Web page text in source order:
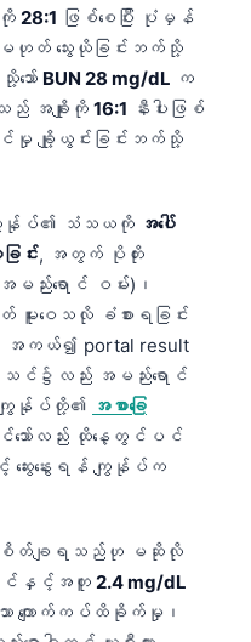
ကို 28:1 ဖြစ်စေပြီး ပုံမှန်
သို့မဟုတ် သွေးယိုခြင်းဘက်သို့
ော် BUN 28 mg/dL က
သည် အချိုးကို 16:1 နီးပါးဖြစ်
ာင်မှု ချို့ယွင်းခြင်းဘက်သို့
န်ုပ်၏ သံသယကို အပေါ်
ြင်း, အတွက် ပိုတိုး
ည်းရောင် ဝမ်း)၊
မူးဝေသလို ခံစားရခြင်း
အကယ်၍ portal result
င်၌လည်း အမည်းရောင်
ကျွန်ုပ်တို့၏ အစာခြေ
ော်လည်း ထိုနေ့တွင်ပင်
ဆွေးနွေးရန် ကျွန်ုပ်က
က် စိတ်ချရသည်ဟု မဆိုလို
နှင့်အတူ 2.4 mg/dL
ော ကျောက်ကပ်ထိခိုက်မှု၊